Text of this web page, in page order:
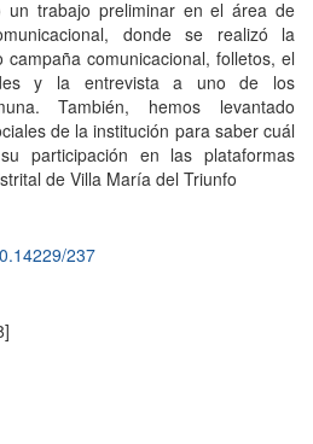
un trabajo preliminar en el área de
donde se realizó la
comunicacional, folletos, el
y la entrevista a uno de los
También, hemos levantado
de la institución para saber cuál
participación en las plataformas
de Villa María del Triunfo
237